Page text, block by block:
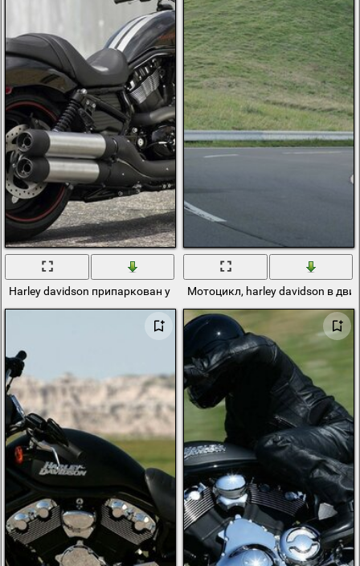
Harley davidson припаркован у забораМотоцикл, harley davidson в